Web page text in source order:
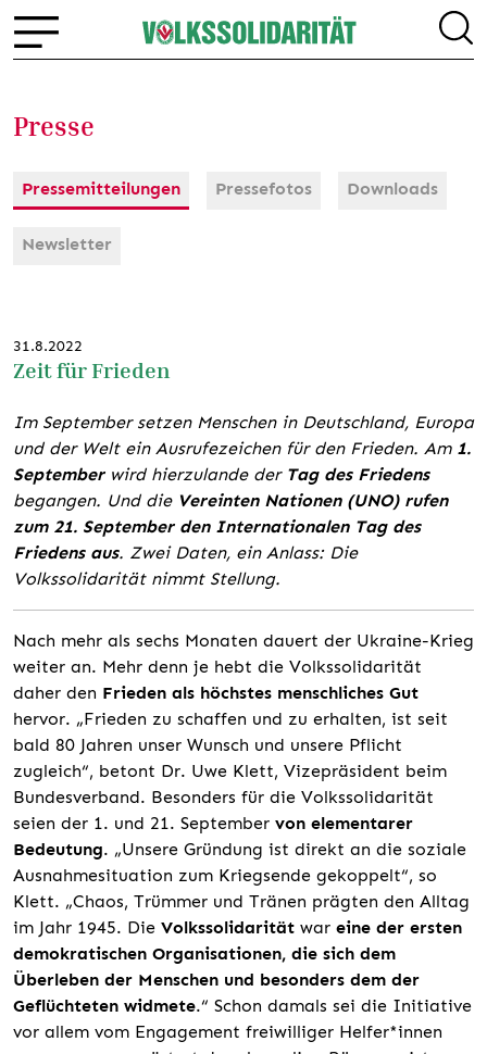
Presse
Pressemitteilungen Pressefotos Downloads
Newsletter
31.8.2022
Zeit für Frieden
Im September setzen Menschen in Deutschland, Europa
und der Welt ein Ausrufezeichen für den Frieden. Am 1.
Septemberwird hierzulande der Tag des Friedens
begangen. Und die Vereinten Nationen (UNO) rufen
zum 21. September den Internationalen Tag des
Friedens aus. Zwei Daten, ein Anlass: Die
Volkssolidarität nimmt Stellung.
Nach mehr als sechs Monaten dauert der Ukraine-Krieg
weiter an. Mehr denn je hebt die Volkssolidarität
daher den Frieden als höchstes menschliches Gut
hervor. „Frieden zu schaffen und zu erhalten, ist seit
bald 80 Jahren unser Wunsch und unsere Pflicht
zugleich“, betont Dr. Uwe Klett, Vizepräsident beim
Bundesverband. Besonders für die Volkssolidarität
seien der 1. und 21. September von elementarer
Bedeutung. „Unsere Gründung ist direkt an die soziale
Ausnahmesituation zum Kriegsende gekoppelt“, so
Klett. „Chaos, Trümmer und Tränen prägten den Alltag
im Jahr 1945. Die Volkssolidarität war eine der ersten
demokratischen Organisationen, die sich dem
Überleben der Menschen und besonders dem der
Geflüchteten widmete.“ Schon damals sei die Initiative
vor allem vom Engagement freiwilliger Helfer*innen